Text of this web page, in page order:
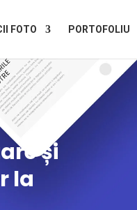
FOTO PORTOFOLIU
și
la